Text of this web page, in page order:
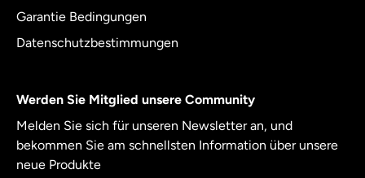
Garantie Bedingungen
Datenschutzbestimmungen
Werden Sie Mitglied unsere Community
Melden Sie sich für unseren Newsletter an, und
bekommen Sie am schnellsten Information über unsere
neue Produkte